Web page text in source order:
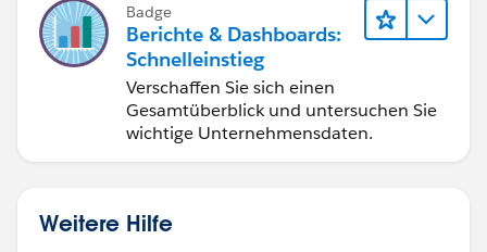
Badge
Berichte & Dashboards:
Schnelleinstieg
Verschaffen Sie sich einen
Gesamtüberblick und untersuchen Sie
wichtige Unternehmensdaten.
Weitere Hilfe